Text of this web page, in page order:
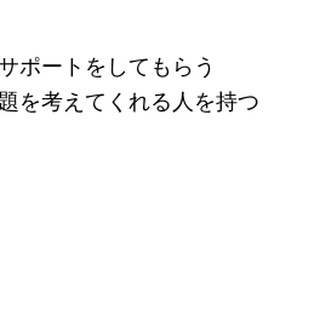
ポートをしてもらう
を考えてくれる人を持つ